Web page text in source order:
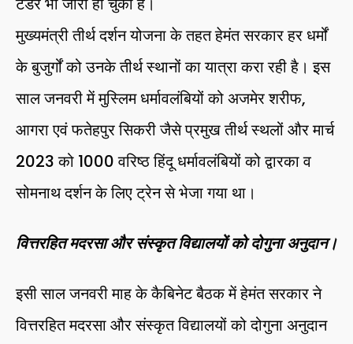
मुख्यमंत्री तीर्थ दर्शन योजना के तहत हेमंत सरकार हर धर्मों
के बुजुर्गों को उनके तीर्थ स्थानों का यात्रा करा रही है। इस
साल जनवरी में मुस्लिम धर्मावलंबियों को अजमेर शरीफ,
आगरा एवं फतेहपुर सिकरी जैसे प्रमुख तीर्थ स्थलों और मार्च
2023 को 1000 वरिष्ठ हिंदू धर्मावलंबियों को द्वारका व
सोमनाथ दर्शन के लिए ट्रेन से भेजा गया था।
वित्तरहित मदरसा और संस्कृत विद्यालयों को दोगुना अनुदान।
इसी साल जनवरी माह के कैबिनेट बैठक में हेमंत सरकार ने
वित्तरहित मदरसा और संस्कृत विद्यालयों को दोगुना अनुदान